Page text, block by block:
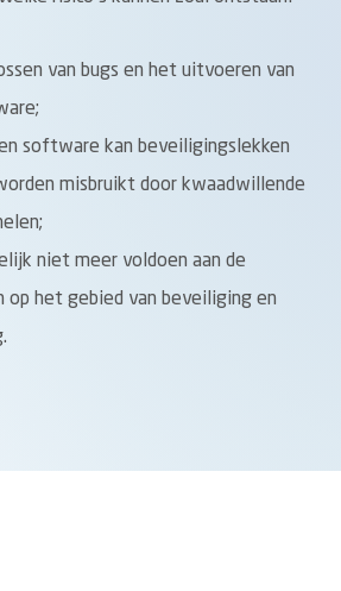
van bugs en het uitvoeren van
software kan beveiligingslekken
misbruikt door kwaadwillende
niet meer voldoen aan de
het gebied van beveiliging en